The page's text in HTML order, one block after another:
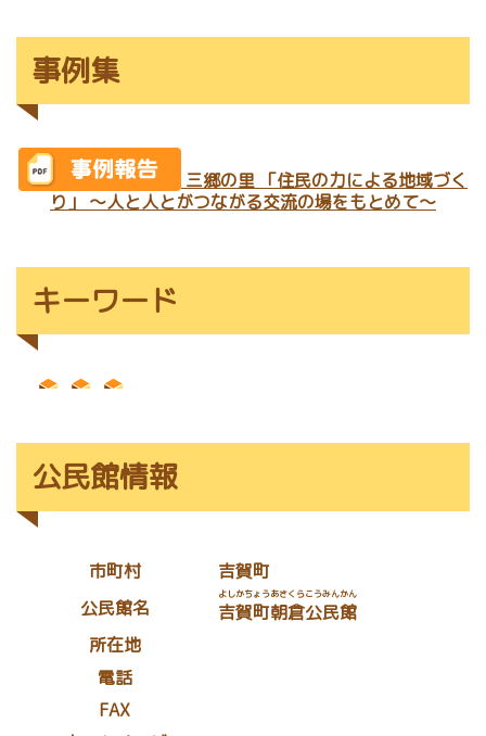
事例集
三郷の里 「住民の力による地域づく
り」 ～人と人とがつながる交流の場をもとめて～
キーワード
公民館情報
市町村
吉賀町
公民館名
吉賀町朝倉公民館
よしかちょうあさくらこうみんかん
所在地
電話
FAX